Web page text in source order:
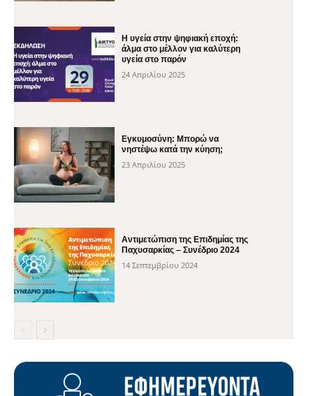
H υγεία στην ψηφιακή εποχή:
άλμα στο μέλλον για καλύτερη
υγεία στο παρόν
24 Απριλίου 2025
Εγκυμοσύνη: Μπορώ να
νηστέψω κατά την κύηση;
23 Απριλίου 2025
Αντιμετώπιση της Επιδημίας της
Παχυσαρκίας – Συνέδριο 2024
14 Σεπτεμβρίου 2024